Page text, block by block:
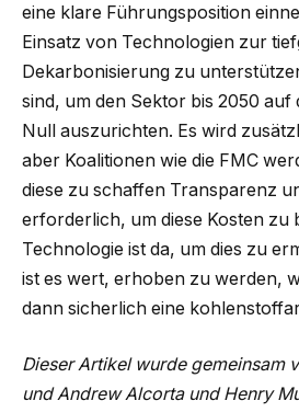
eine klare Führungsposition
Einsatz von Technologien zur
Dekarbonisierung zu
sind, um den Sektor bis 2050 auf
Null auszurichten. Es wird
aber Koalitionen wie die FMC
diese zu schaffen Transparenz
erforderlich, um diese Kosten zu
Technologie ist da, um dies zu
ist es wert, erhoben zu werden,
dann sicherlich eine
Dieser Artikel wurde gemeinsam
und Andrew Alcorta und Henry